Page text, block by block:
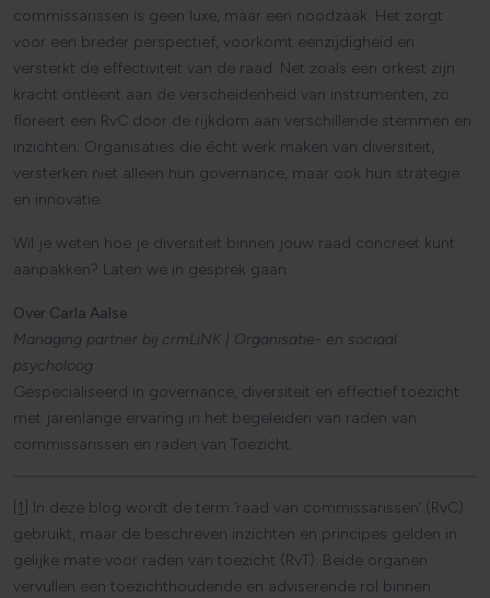
commissarissen is geen luxe, maar een noodzaak. Het zorgt
voor een breder perspectief, voorkomt eenzijdigheid en
versterkt de effectiviteit van de raad. Net zoals een orkest zijn
kracht ontleent aan de verscheidenheid van instrumenten, zo
floreert een RvC door de rijkdom aan verschillende stemmen en
inzichten. Organisaties die écht werk maken van diversiteit,
versterken niet alleen hun governance, maar ook hun strategie
en innovatie.
Wil je weten hoe je diversiteit binnen jouw raad concreet kunt
aanpakken? Laten we in gesprek gaan.
Over Carla Aalse
Managing partner bij crmLiNK | Organisatie- en sociaal
psycholoog
Gespecialiseerd in governance, diversiteit en effectief toezicht
met jarenlange ervaring in het begeleiden van raden van
commissarissen en raden van Toezicht.
[1]
In deze blog wordt de term ‘raad van commissarissen’ (RvC)
gebruikt, maar de beschreven inzichten en principes gelden in
gelijke mate voor raden van toezicht (RvT). Beide organen
vervullen een toezichthoudende en adviserende rol binnen